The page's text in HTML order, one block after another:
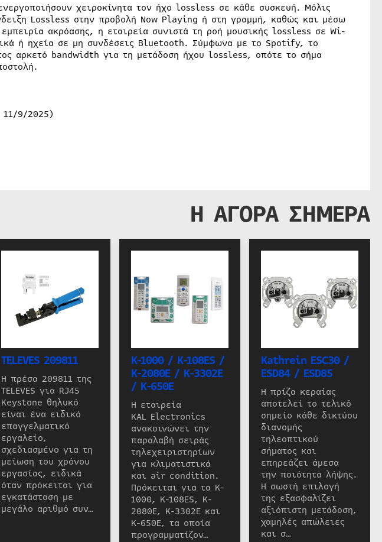
χειροκίνητα τον ήχο lossless σε κάθε συσκευή. Μόλις
Lossless στην προβολή Now Playing ή στη γραμμή, καθώς και μέσω
ακρόασης, η εταιρεία συνιστά τη ροή μουσικής lossless σε Wi-
ή ηχεία σε μη συνδέσεις Bluetooth. Σύμφωνα με το Spotify, το
αρκετό bandwidth για τη μετάδοση ήχου lossless, οπότε το σήμα
11/9/2025)
Η ΑΓΟΡΑ ΣΗΜΕΡΑ
TELEVES 209811
Η πρέσα 209811 της
TELEVES για RJ45
Keystone θηλυκό
είναι ένα ειδικό
επαγγελματικό
εργαλείο,
σχεδιασμένο για τη
μείωση του χρόνου
εργασίας, ειδικά
όταν πρόκειται για
εγκατάσταση με
μεγάλο αριθμό συν…
K-1000 / K-108ES /
K-2080E / K-3302E
/ K-650E
Η εταιρεία
KAL Electronics
ανακοινώνει την
παραλαβή σειράς
τηλεχειριστηρίων
για κλιματιστικά
και air condition.
Πρόκειται για τα K-
1000, K-108ES, K-
2080E, K-3302E και
K-650E, τα οποία
προγραμματίζον…
Kathrein ESC30 /
ESD84 / ESD85
Η πρίζα κεραίας
αποτελεί το τελικό
σημείο κάθε δικτύου
διανομής
τηλεοπτικού
σήματος και
επηρεάζει άμεσα
την ποιότητα λήψης.
Η σωστή επιλογή
της εξασφαλίζει
αξιόπιστη μετάδοση,
χαμηλές απώλειες
και σ…